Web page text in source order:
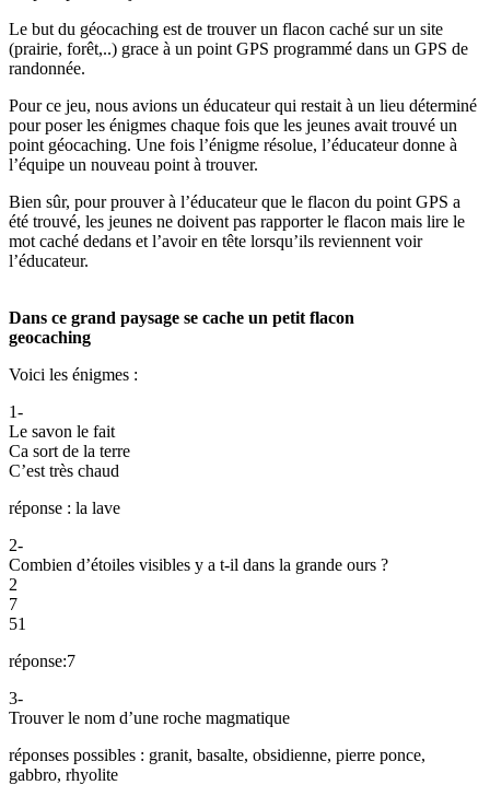
Le but du géocaching est de trouver un flacon caché sur un site
(prairie, forêt,..) grace à un point GPS programmé dans un GPS de
randonnée.
Pour ce jeu, nous avions un éducateur qui restait à un lieu déterminé
pour poser les énigmes chaque fois que les jeunes avait trouvé un
point géocaching. Une fois l’énigme résolue, l’éducateur donne à
l’équipe un nouveau point à trouver.
Bien sûr, pour prouver à l’éducateur que le flacon du point GPS a
été trouvé, les jeunes ne doivent pas rapporter le flacon mais lire le
mot caché dedans et l’avoir en tête lorsqu’ils reviennent voir
l’éducateur.
Dans ce grand paysage se cache un petit flacon
geocaching
Voici les énigmes :
1-
Le savon le fait
Ca sort de la terre
C’est très chaud
réponse : la lave
2-
Combien d’étoiles visibles y a t-il dans la grande ours ?
2
7
51
réponse:7
3-
Trouver le nom d’une roche magmatique
réponses possibles : granit, basalte, obsidienne, pierre ponce,
gabbro, rhyolite